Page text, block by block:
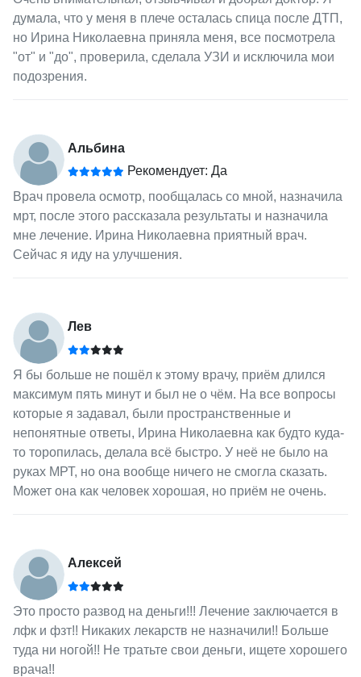
думала, что у меня в плече осталась спица после ДТП,
но Ирина Николаевна приняла меня, все посмотрела
"от" и "до", проверила, сделала УЗИ и исключила мои
подозрения.
Альбина
Рекомендует: Да
Врач провела осмотр, пообщалась со мной, назначила
мрт, после этого рассказала результаты и назначила
мне лечение. Ирина Николаевна приятный врач.
Сейчас я иду на улучшения.
Лев
Я бы больше не пошёл к этому врачу, приём длился
максимум пять минут и был не о чём. На все вопросы
которые я задавал, были пространственные и
непонятные ответы, Ирина Николаевна как будто куда-
то торопилась, делала всё быстро. У неё не было на
руках МРТ, но она вообще ничего не смогла сказать.
Может она как человек хорошая, но приём не очень.
Алексей
Это просто развод на деньги!!! Лечение заключается в
лфк и фзт!! Никаких лекарств не назначили!! Больше
туда ни ногой!! Не тратьте свои деньги, ищете хорошего
врача!!